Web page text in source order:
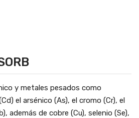
y metales pesados como
el arsénico (As), el cromo (Cr), el
además de cobre (Cu), selenio (Se),